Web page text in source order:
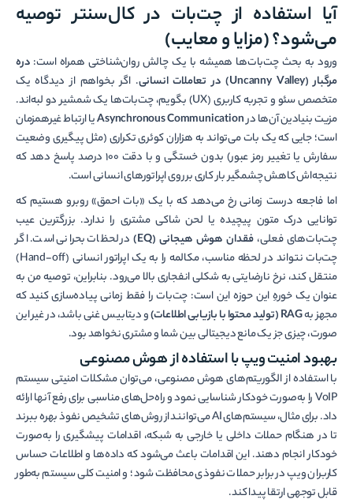
آیا استفاده از چت‌بات در کال‌سنتر توصیه
می‌شود؟ (مزایا و معایب)
ورود به بحث چت‌بات‌ها همیشه با یک چالش روان‌شناختی همراه است: دره
مرگبار (Uncanny Valley) در تعاملات انسانی
. اگر بخواهم از دیدگاه یک
متخصص سئو و تجربه کاربری (UX) بگویم، چت‌بات‌ها یک شمشیر دو لبه‌اند.
مزیت بنیادین آن‌ها درAsynchronous Communicationیا ارتباط غیرهمزمان
است؛ جایی که یک بات می‌تواند به هزاران کوئری تکراری (مثل پیگیری وضعیت
سفارش یا تغییر رمز عبور) بدون خستگی و با دقت ۱۰۰ درصد پاسخ دهد که
نتیجه‌اش کاهش چشمگیر بار کاری بر روی اپراتورهای انسانی است.
اما فاجعه درست زمانی رخ می‌دهد که با یک «بات احمق» روبرو هستیم که
توانایی درک متون پیچیده یا لحن شاکی مشتری را ندارد. بزرگترین عیب
چت‌بات‌های فعلی، فقدان هوش هیجانی (EQ)
در لحظات بحرانی است. اگر
چت‌بات نتواند در لحظه مناسب، مکالمه را به یک اپراتور انسانی (Hand-off)
منتقل کند، نرخ نارضایتی به شکلی انفجاری بالا می‌رود. بنابراین، توصیه من به
عنوان یک خورهِ این حوزه این است: چت‌بات را فقط زمانی پیاده‌سازی کنید که
مجهز بهRAG (تولید محتوا با بازیابی اطلاعات)
و دیتابیس غنی باشد، در غیر این
صورت، چیزی جز یک مانع دیجیتالی بین شما و مشتری نخواهد بود.
بهبود امنیت ویپ با استفاده از هوش مصنوعی
با استفاده از الگوریتم‌های هوش مصنوعی، می‌توان مشکلات امنیتی سیستم
VoIP را به‌صورت خودکار شناسایی نمود و راه‌حل‌های مناسبی برای رفع آن­ها ارائه
داد. برای مثال، سیستم‌های AI می‌توانند از روش‌های تشخیص نفوذ بهره ببرند
تا در هنگام حملات داخلی یا خارجی به شبکه، اقدامات پیشگیری را به‌صورت
خودکار انجام دهند. این اقدامات باعث می‌شود که داده‌ها و اطلاعات حساس
کاربران ویپ در برابر حملات نفوذی محافظت شود؛ و امنیت کلی سیستم به‌طور
قابل توجهی ارتقا پیدا کند.